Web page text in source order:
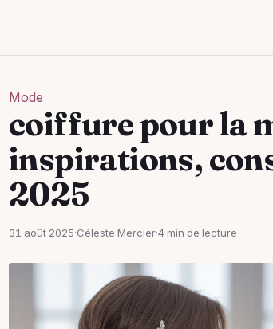
Mode
coiffure pour la
inspirations,
2025
31 août 2025·Céleste Mercier·4 min de lecture